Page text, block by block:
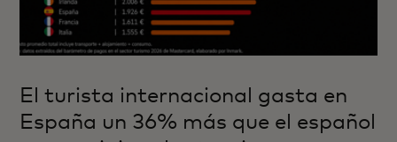
El turista internacional gasta en
España un 36% más que el español